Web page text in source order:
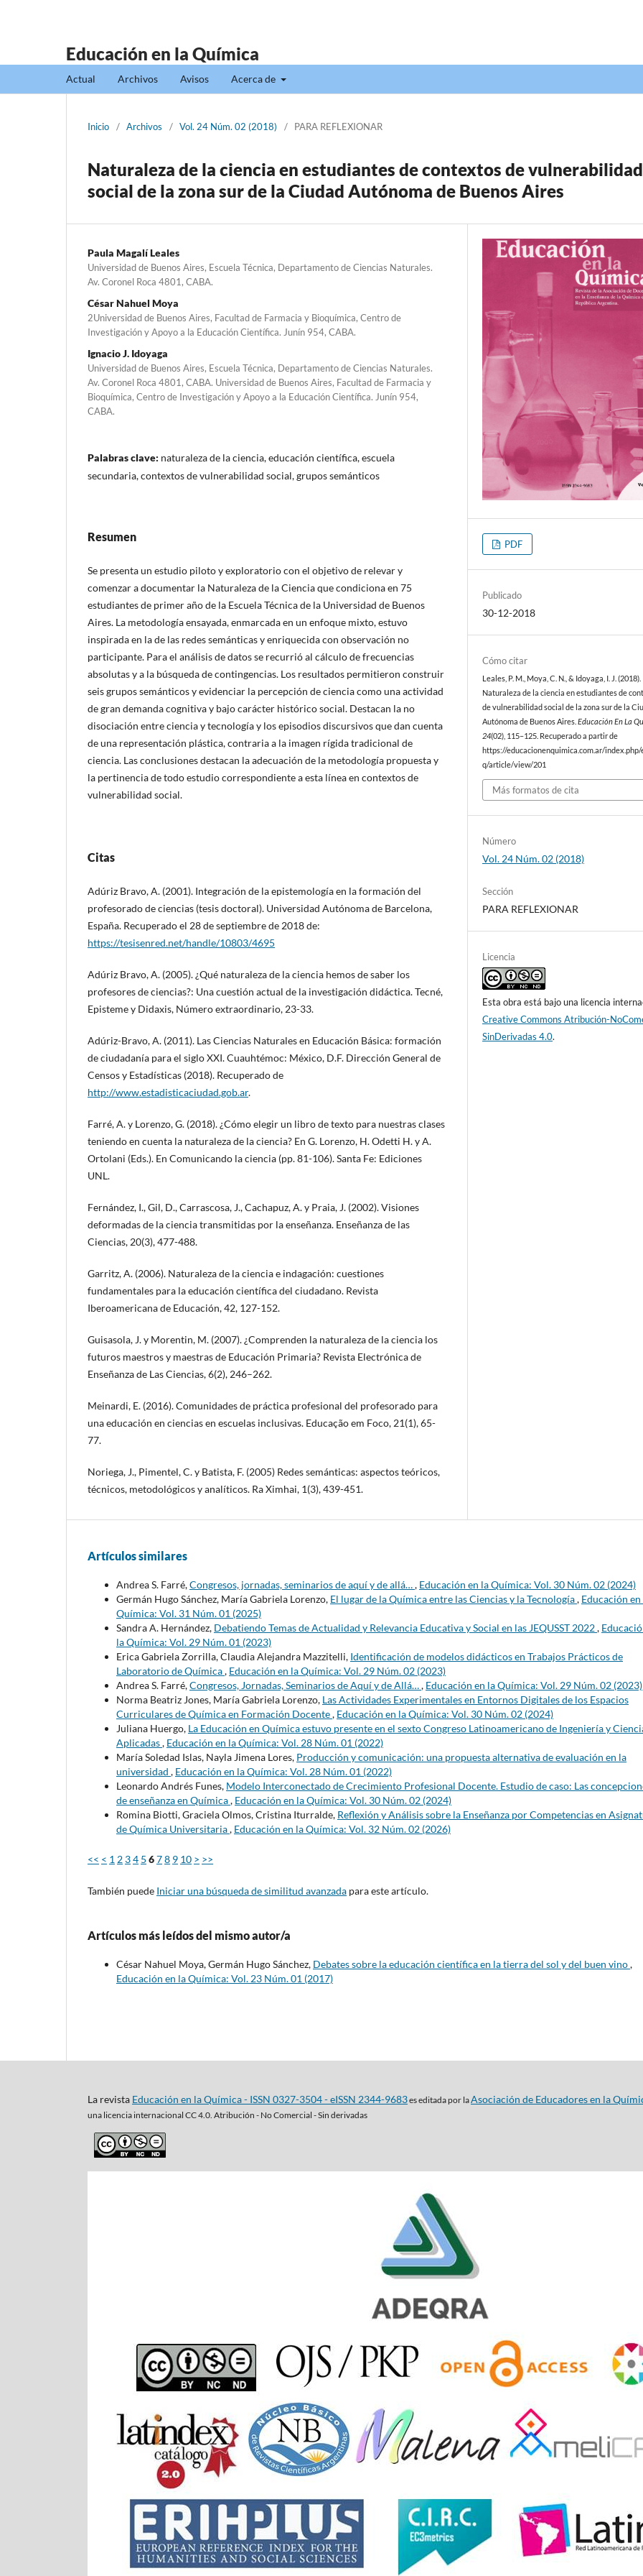
Educación en la Química
Actual Archivos Avisos Acerca de
Inicio / Archivos / Vol. 24 Núm. 02 (2018) / PARA REFLEXIONAR
Naturaleza de la ciencia en estudiantes de contextos de vulnerabilidad
social de la zona sur de la Ciudad Autónoma de Buenos Aires
Paula Magalí Leales
Universidad de Buenos Aires, Escuela Técnica, Departamento de Ciencias Naturales.
Av. Coronel Roca 4801, CABA.
César Nahuel Moya
2Universidad de Buenos Aires, Facultad de Farmacia y Bioquímica, Centro de
Investigación y Apoyo a la Educación Científica. Junín 954, CABA.
Ignacio J. Idoyaga
Universidad de Buenos Aires, Escuela Técnica, Departamento de Ciencias Naturales.
Av. Coronel Roca 4801, CABA. Universidad de Buenos Aires, Facultad de Farmacia y
Bioquímica, Centro de Investigación y Apoyo a la Educación Científica. Junín 954,
CABA.
Palabras clave: naturaleza de la ciencia, educación científica, escuela
secundaria, contextos de vulnerabilidad social, grupos semánticos
Resumen
Se presenta un estudio piloto y exploratorio con el objetivo de relevar y
comenzar a documentar la Naturaleza de la Ciencia que condiciona en 75
estudiantes de primer año de la Escuela Técnica de la Universidad de Buenos
Aires. La metodología ensayada, enmarcada en un enfoque mixto, estuvo
inspirada en la de las redes semánticas y enriquecida con observación no
participante. Para el análisis de datos se recurrió al cálculo de frecuencias
absolutas y a la búsqueda de contingencias. Los resultados permitieron construir
seis grupos semánticos y evidenciar la percepción de ciencia como una actividad
de gran demanda cognitiva y bajo carácter histórico social. Destacan la no
disociación entre ciencia y tecnología y los episodios discursivos que dan cuenta
de una representación plástica, contraria a la imagen rígida tradicional de
ciencia. Las conclusiones destacan la adecuación de la metodología propuesta y
la pertinencia de todo estudio correspondiente a esta línea en contextos de
vulnerabilidad social.
Citas
Adúriz Bravo, A. (2001). Integración de la epistemología en la formación del
profesorado de ciencias (tesis doctoral). Universidad Autónoma de Barcelona,
España. Recuperado el 28 de septiembre de 2018 de:
https://tesisenred.net/handle/10803/4695
Adúriz Bravo, A. (2005). ¿Qué naturaleza de la ciencia hemos de saber los
profesores de ciencias?: Una cuestión actual de la investigación didáctica. Tecné,
Episteme y Didaxis, Número extraordinario, 23-33.
Adúriz-Bravo, A. (2011). Las Ciencias Naturales en Educación Básica: formación
de ciudadanía para el siglo XXI. Cuauhtémoc: México, D.F. Dirección General de
Censos y Estadísticas (2018). Recuperado de
http://www.estadisticaciudad.gob.ar.
Farré, A. y Lorenzo, G. (2018). ¿Cómo elegir un libro de texto para nuestras clases
teniendo en cuenta la naturaleza de la ciencia? En G. Lorenzo, H. Odetti H. y A.
Ortolani (Eds.). En Comunicando la ciencia (pp. 81-106). Santa Fe: Ediciones
UNL.
Fernández, I., Gil, D., Carrascosa, J., Cachapuz, A. y Praia, J. (2002). Visiones
deformadas de la ciencia transmitidas por la enseñanza. Enseñanza de las
Ciencias, 20(3), 477-488.
Garritz, A. (2006). Naturaleza de la ciencia e indagación: cuestiones
fundamentales para la educación científica del ciudadano. Revista
Iberoamericana de Educación, 42, 127-152.
Guisasola, J. y Morentin, M. (2007). ¿Comprenden la naturaleza de la ciencia los
futuros maestros y maestras de Educación Primaria? Revista Electrónica de
Enseñanza de Las Ciencias, 6(2), 246–262.
Meinardi, E. (2016). Comunidades de práctica profesional del profesorado para
una educación en ciencias en escuelas inclusivas. Educação em Foco, 21(1), 65-
77.
Noriega, J., Pimentel, C. y Batista, F. (2005) Redes semánticas: aspectos teóricos,
técnicos, metodológicos y analíticos. Ra Ximhai, 1(3), 439-451.
PDF
Publicado
30-12-2018
Cómo citar
Leales, P. M., Moya, C. N., & Idoyaga, I. J. (2018).
Naturaleza de la ciencia en estudiantes de
de vulnerabilidad social de la zona sur de la
Autónoma de Buenos Aires.Educación En La
24(02), 115–125. Recuperado a partir de
https://educacionenquimica.com.ar/index.php/
q/article/view/201
Más formatos de cita
Número
Vol. 24 Núm. 02 (2018)
Sección
PARA REFLEXIONAR
Licencia
Esta obra está bajo una licencia
Creative Commons Atribución-
SinDerivadas 4.0.
Artículos similares
Andrea S. Farré,Congresos, jornadas, seminarios de aquí y de allá…, Educación en la Química: Vol. 30 Núm. 02 (2024)
Germán Hugo Sánchez, María Gabriela Lorenzo, El lugar de la Química entre las Ciencias y la Tecnología, Educación en
Química: Vol. 31 Núm. 01 (2025)
Sandra A. Hernández, Debatiendo Temas de Actualidad y Relevancia Educativa y Social en las JEQUSST 2022,
la Química: Vol. 29 Núm. 01 (2023)
Erica Gabriela Zorrilla, Claudia Alejandra Mazzitelli, Identificación de modelos didácticos en Trabajos Prácticos de
Laboratorio de Química, Educación en la Química: Vol. 29 Núm. 02 (2023)
Andrea S. Farré,Congresos, Jornadas, Seminarios de Aquí y de Allá…, Educación en la Química: Vol. 29 Núm. 02 (2023)
Norma Beatriz Jones, María Gabriela Lorenzo, Las Actividades Experimentales en Entornos Digitales de los Espacios
Curriculares de Química en Formación Docente, Educación en la Química: Vol. 30 Núm. 02 (2024)
Juliana Huergo, La Educación en Química estuvo presente en el sexto Congreso Latinoamericano de Ingeniería y
Aplicadas, Educación en la Química: Vol. 28 Núm. 01 (2022)
María Soledad Islas, Nayla Jimena Lores, Producción y comunicación: una propuesta alternativa de evaluación en la
universidad , Educación en la Química: Vol. 28 Núm. 01 (2022)
Leonardo Andrés Funes, Modelo Interconectado de Crecimiento Profesional Docente. Estudio de caso: Las
de enseñanza en Química, Educación en la Química: Vol. 30 Núm. 02 (2024)
Romina Biotti, Graciela Olmos, Cristina Iturralde, Reflexión y Análisis sobre la Enseñanza por Competencias en
de Química Universitaria, Educación en la Química: Vol. 32 Núm. 02 (2026)
<< < 1 2 34 5 678 9 10 > >>
También puede Iniciar una búsqueda de similitud avanzada para este artículo.
Artículos más leídos del mismo autor/a
César Nahuel Moya, Germán Hugo Sánchez, Debates sobre la educación científica en la tierra del sol y del buen vino,
Educación en la Química: Vol. 23 Núm. 01 (2017)
La revista Educación en la Química - ISSN 0327-3504 - eISSN 2344-9683es editada por laAsociación de Educadores en la
una licencia internacional CC 4.0. Atribución - No Comercial - Sin derivadas